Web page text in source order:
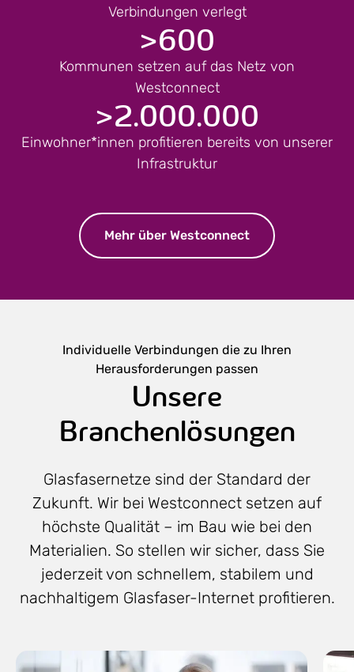
Verbindungen verlegt
>600
Kommunen setzen auf das Netz von
Westconnect
>2.000.000
Einwohner*innen profitieren bereits von unserer
Infrastruktur
Mehr über Westconnect
Individuelle Verbindungen die zu Ihren
Herausforderungen passen
Unsere
Branchenlösungen
Glasfasernetze sind der Standard der
Zukunft. Wir bei Westconnect setzen auf
höchste Qualität – im Bau wie bei den
Materialien. So stellen wir sicher, dass Sie
jederzeit von schnellem, stabilem und
nachhaltigem Glasfaser-Internet profitieren.